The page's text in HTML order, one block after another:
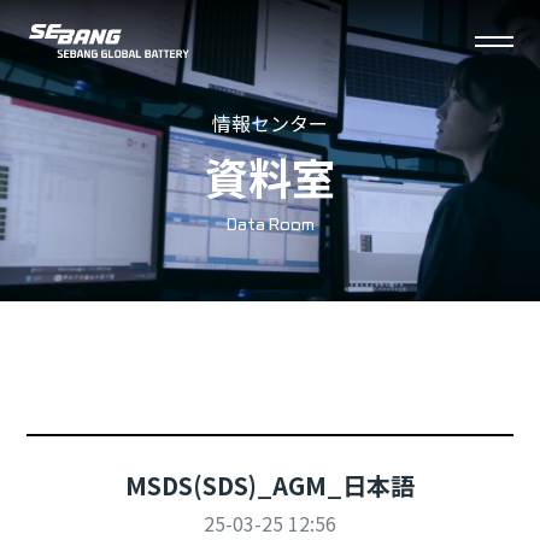
세
방
체
메
뉴
情報センター
資料室
Data Room
MSDS(SDS)_AGM_日本語
25-03-25 12:56